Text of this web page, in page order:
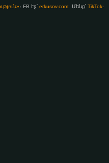
։ FB էջ՝erkusov.com: Մենք՝TikTok-